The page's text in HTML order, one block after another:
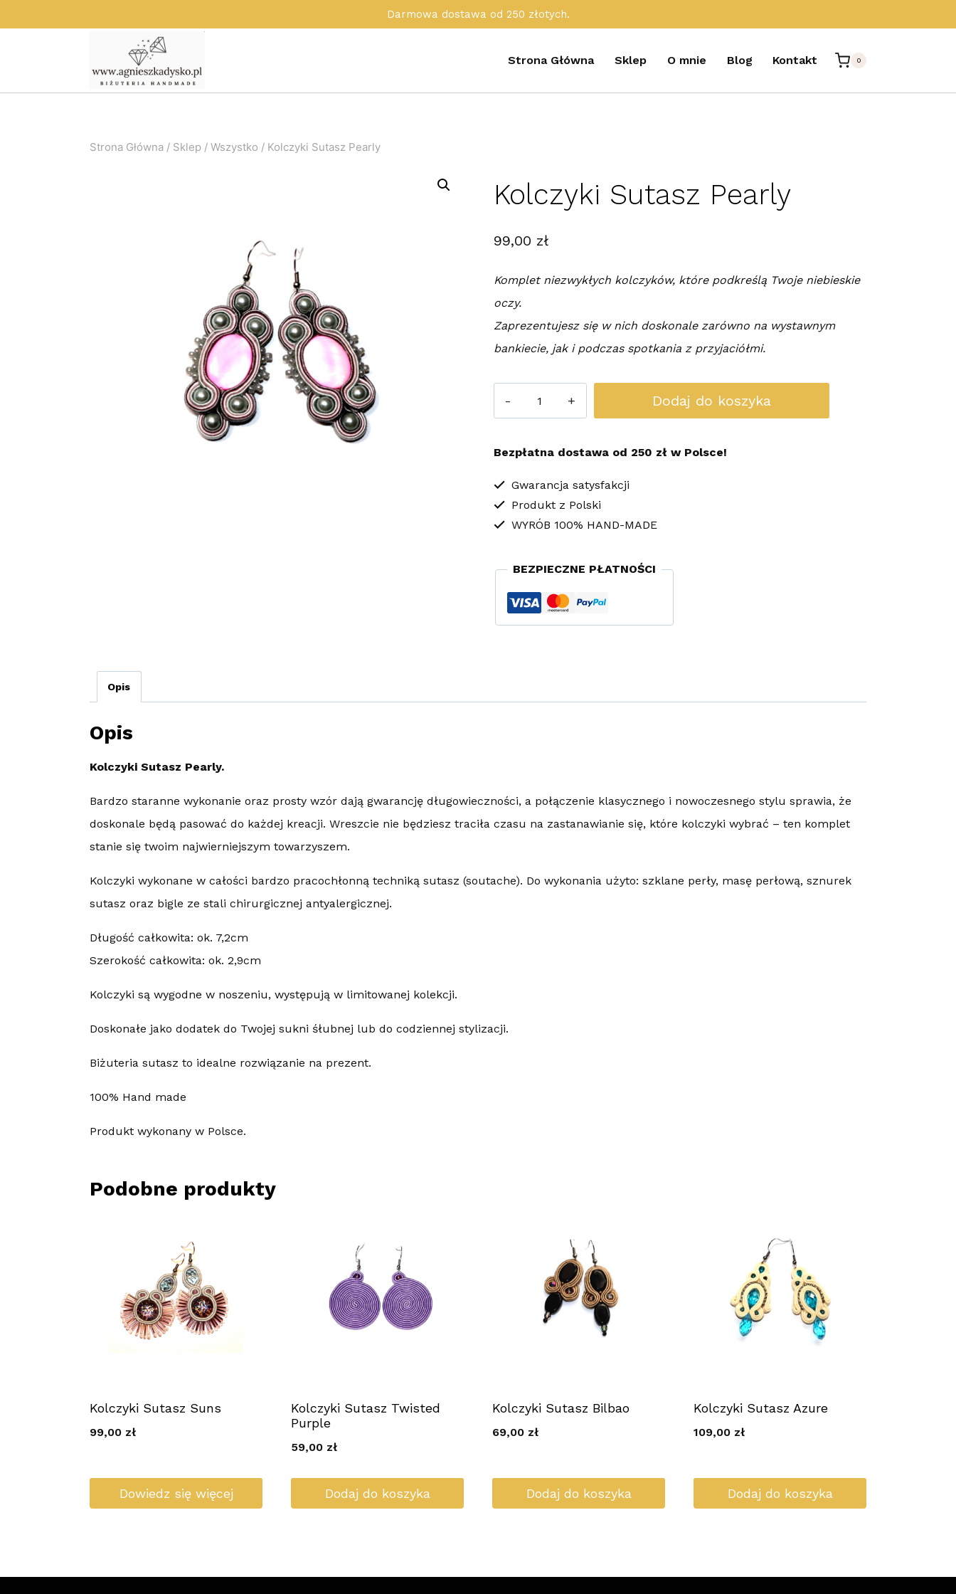
do
Darmowa dostawa od 250 złotych.
Strona Główna Sklep O mnie Blog Kontakt 0
Strona Główna / Sklep / Wszystko / Kolczyki Sutasz Pearly
Kolczyki Sutasz Pearly
99,00 zł
Komplet niezwykłych kolczyków, które podkreślą Twoje niebieskie
oczy.
Zaprezentujesz się w nich doskonale zarówno na wystawnym
bankiecie, jak i podczas spotkania z przyjaciółmi.
Kolczyki
Pearly
Dodaj do koszyka
Bezpłatna dostawa od 250 zł w Polsce!
Gwarancja satysfakcji
Produkt z Polski
WYRÓB 100% HAND-MADE
BEZPIECZNE PŁATNOŚCI
Opis
Opis
Kolczyki Sutasz Pearly.
Bardzo staranne wykonanie oraz prosty wzór dają gwarancję długowieczności, a połączenie klasycznego i nowoczesnego stylu sprawia, że
doskonale będą pasować do każdej kreacji. Wreszcie nie będziesz traciła czasu na zastanawianie się, które kolczyki wybrać – ten komplet
stanie się twoim najwierniejszym towarzyszem.
Kolczyki wykonane w całości bardzo pracochłonną techniką sutasz (soutache). Do wykonania użyto: szklane perły, masę perłową, sznurek
sutasz oraz bigle ze stali chirurgicznej antyalergicznej.
Długość całkowita: ok. 7,2cm
Szerokość całkowita: ok. 2,9cm
Kolczyki są wygodne w noszeniu, występują w limitowanej kolekcji.
Doskonałe jako dodatek do Twojej sukni śłubnej lub do codziennej stylizacji.
Biżuteria sutasz to idealne rozwiązanie na prezent.
100% Hand made
Produkt wykonany w Polsce.
Podobne produkty
Kolczyki Sutasz Suns
99,00 zł
Dowiedz się więcej
Kolczyki Sutasz Twisted
Purple
59,00 zł
Dodaj do koszyka
Kolczyki Sutasz Bilbao
69,00 zł
Dodaj do koszyka
Kolczyki Sutasz Azure
109,00 zł
Dodaj do koszyka